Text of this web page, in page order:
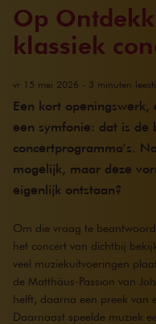
Op
klassiek
vr 15 mei 2026 - 3 minuten
Een kort openingswerk,
een symfonie: dat is de
concertprogramma’s.
mogelijk, maar deze
eigenlijk ontstaan?
Om die vraag te
het concert van dichtbij
veel muziekuitvoeringen
de Matthäus-Passion van
helft, daarna een preek van
Daarnaast speelde muziek